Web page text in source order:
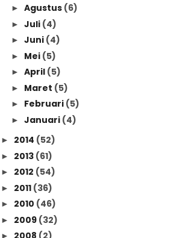
► Agustus (6)
► Juli (4)
► Juni (4)
► Mei (5)
► April (5)
► Maret (5)
► Februari (5)
► Januari (4)
► 2014 (52)
► 2013 (61)
► 2012 (54)
► 2011 (36)
► 2010 (46)
► 2009 (32)
► 2008 (2)